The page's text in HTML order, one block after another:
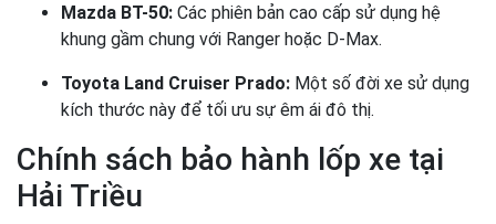
Mazda BT-50: Các phiên bản cao cấp sử dụng hệ
khung gầm chung với Ranger hoặc D-Max.
Toyota Land Cruiser Prado: Một số đời xe sử dụng
kích thước này để tối ưu sự êm ái đô thị.
Chính sách bảo hành lốp xe tại
Hải Triều